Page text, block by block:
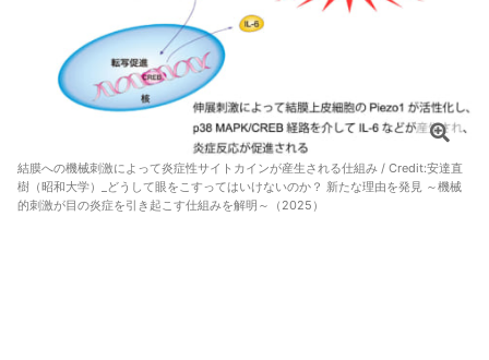
結膜への機械刺激によって炎症性サイトカインが産生される仕組み / Credit:安達直
樹（昭和大学）_どうして眼をこすってはいけないのか？ 新たな理由を発見 ～機械
的刺激が目の炎症を引き起こす仕組みを解明～（2025）